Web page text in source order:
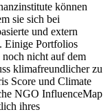
können
sie sich bei
und extern
Einige Portfolios
nicht auf dem
klimafreundlicher zu
Score und Climate
NGO InfluenceMap
ihres